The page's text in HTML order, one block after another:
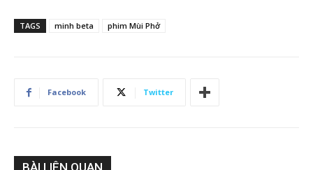
TAGS minh beta phim Mùi Phở
Facebook Twitter